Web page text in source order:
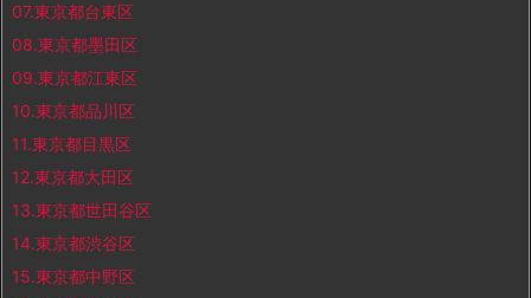
07.東京都台東区
08.東京都墨田区
09.東京都江東区
10.東京都品川区
11.東京都目黒区
12.東京都大田区
13.東京都世田谷区
14.東京都渋谷区
15.東京都中野区